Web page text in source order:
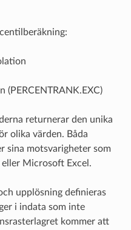
(PERCENTRANK.EXC)
returnerar den unika
olika värden. Båda
sina motsvarigheter som
Microsoft Excel.
upplösning definieras
i indata som inte
kommer att